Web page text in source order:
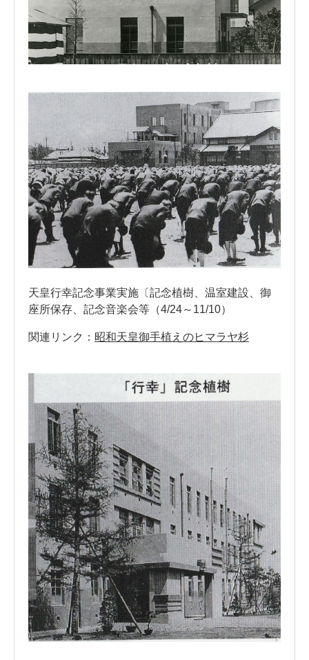
天皇行幸記念事業実施〔記念植樹、温室建設、御
座所保存、記念音楽会等（4/24～11/10）
関連リンク： 昭和天皇御手植えのヒマラヤ杉